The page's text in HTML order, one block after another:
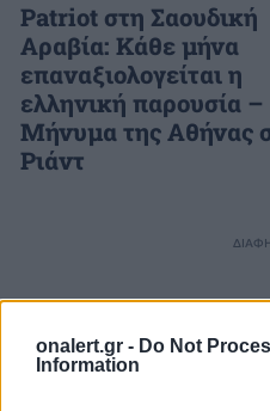
onalert.gr - Do Not
Information
Patriot στη Σαουδική
Αραβία: Κάθε μήνα
επαναξιολογείται η
ελληνική παρουσία –
Μήνυμα της Αθήνας
Ριάντ